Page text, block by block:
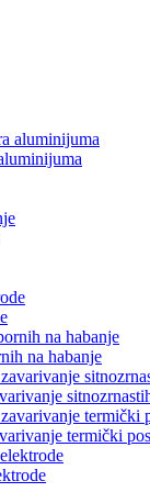
na habanje
termički